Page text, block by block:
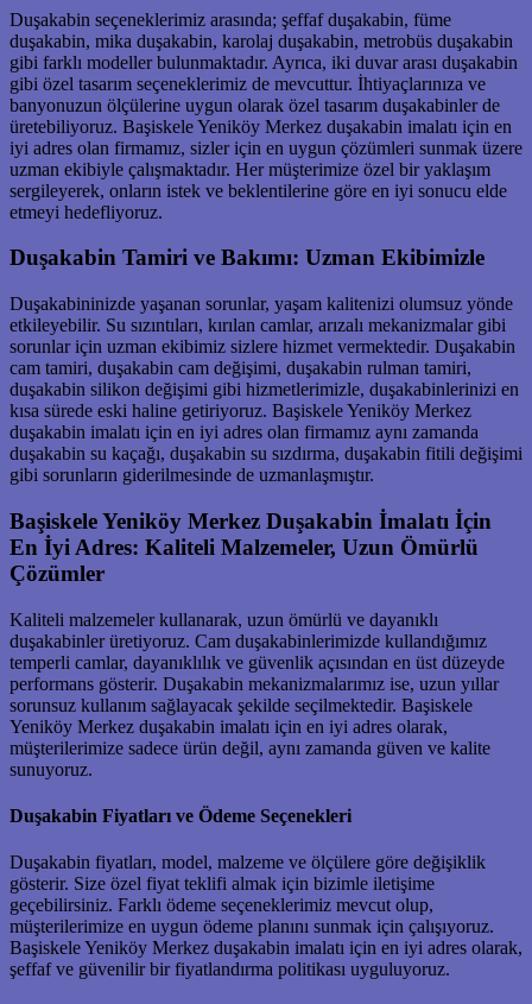
Duşakabin seçeneklerimiz arasında; şeffaf duşakabin, füme
duşakabin, mika duşakabin, karolaj duşakabin, metrobüs duşakabin
gibi farklı modeller bulunmaktadır. Ayrıca, iki duvar arası duşakabin
gibi özel tasarım seçeneklerimiz de mevcuttur. İhtiyaçlarınıza ve
banyonuzun ölçülerine uygun olarak özel tasarım duşakabinler de
üretebiliyoruz. Başiskele Yeniköy Merkez duşakabin imalatı için en
iyi adres olan firmamız, sizler için en uygun çözümleri sunmak üzere
uzman ekibiyle çalışmaktadır. Her müşterimize özel bir yaklaşım
sergileyerek, onların istek ve beklentilerine göre en iyi sonucu elde
etmeyi hedefliyoruz.
Duşakabin Tamiri ve Bakımı: Uzman Ekibimizle
Duşakabininizde yaşanan sorunlar, yaşam kalitenizi olumsuz yönde
etkileyebilir. Su sızıntıları, kırılan camlar, arızalı mekanizmalar gibi
sorunlar için uzman ekibimiz sizlere hizmet vermektedir. Duşakabin
cam tamiri, duşakabin cam değişimi, duşakabin rulman tamiri,
duşakabin silikon değişimi gibi hizmetlerimizle, duşakabinlerinizi en
kısa sürede eski haline getiriyoruz. Başiskele Yeniköy Merkez
duşakabin imalatı için en iyi adres olan firmamız aynı zamanda
duşakabin su kaçağı, duşakabin su sızdırma, duşakabin fitili değişimi
gibi sorunların giderilmesinde de uzmanlaşmıştır.
Başiskele Yeniköy Merkez Duşakabin İmalatı İçin
En İyi Adres: Kaliteli Malzemeler, Uzun Ömürlü
Çözümler
Kaliteli malzemeler kullanarak, uzun ömürlü ve dayanıklı
duşakabinler üretiyoruz. Cam duşakabinlerimizde kullandığımız
temperli camlar, dayanıklılık ve güvenlik açısından en üst düzeyde
performans gösterir. Duşakabin mekanizmalarımız ise, uzun yıllar
sorunsuz kullanım sağlayacak şekilde seçilmektedir. Başiskele
Yeniköy Merkez duşakabin imalatı için en iyi adres olarak,
müşterilerimize sadece ürün değil, aynı zamanda güven ve kalite
sunuyoruz.
Duşakabin Fiyatları ve Ödeme Seçenekleri
Duşakabin fiyatları, model, malzeme ve ölçülere göre değişiklik
gösterir. Size özel fiyat teklifi almak için bizimle iletişime
geçebilirsiniz. Farklı ödeme seçeneklerimiz mevcut olup,
müşterilerimize en uygun ödeme planını sunmak için çalışıyoruz.
Başiskele Yeniköy Merkez duşakabin imalatı için en iyi adres olarak,
şeffaf ve güvenilir bir fiyatlandırma politikası uyguluyoruz.